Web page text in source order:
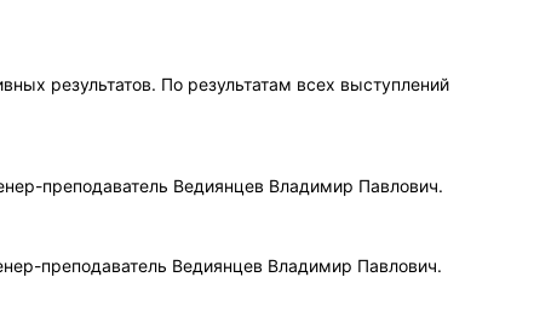
результатов. По результатам всех выступлений
преподаватель Ведиянцев Владимир Павлович.
преподаватель Ведиянцев Владимир Павлович.